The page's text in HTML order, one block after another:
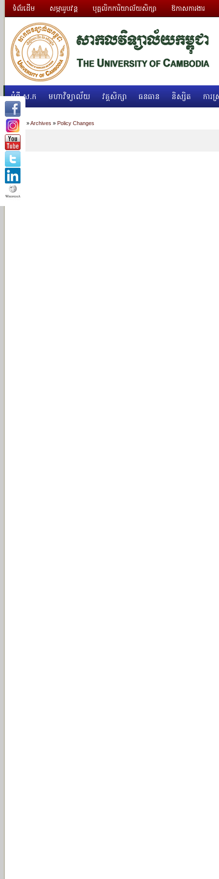
ទំព័រដើម សម្ភាររូបវន្ត បុគ្គលិកការិយាល័យសិក្សា ឱកាសការងារ
អំពី ស.ក មហាវិទ្យាល័យ វគ្គសិក្សា ធនធាន និស្សិត ការស្
Home »Archives » Policy Changes